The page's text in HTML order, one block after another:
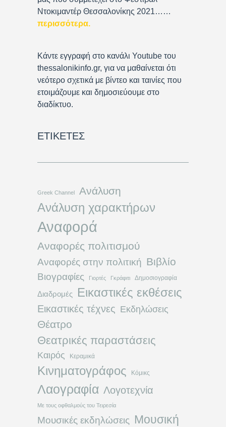
Ντοκιμαντέρ Θεσσαλονίκης 2021……
περισσότερα.
Κάντε εγγραφή στο κανάλι Youtube του
thessalonikinfo.gr, για να μαθαίνεται ότι
νεότερο σχετικά με βίντεο και ταινίες που
ετοιμάζουμε και δημοσιεύουμε στο
διαδίκτυο.
ΕΤΙΚΈΤΕΣ
Greek Channel Ανάλυση
Ανάλυση χαρακτήρων
Αναφορά
Αναφορές πολιτισμού
Αναφορές στην πολιτική Βιβλίο
Βιογραφίες Γιορτές Γκράφιτι Δημοσιογραφία
Διαδρομές Εικαστικές εκθέσεις
Εικαστικές τέχνες Εκδηλώσεις
Θέατρο
Θεατρικές παραστάσεις
Καιρός Κεραμικά
Κινηματογράφος Κόμικς
Λαογραφία Λογοτεχνία
Με τους οφθαλμούς του Τειρεσία
Μουσικές εκδηλώσεις Μουσική